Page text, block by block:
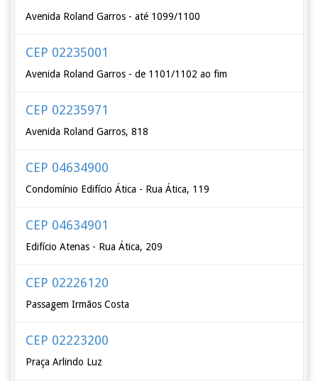
Avenida Roland Garros - até 1099/1100
CEP 02235001
Avenida Roland Garros - de 1101/1102 ao fim
CEP 02235971
Avenida Roland Garros, 818
CEP 04634900
Condomínio Edifício Ática - Rua Ática, 119
CEP 04634901
Edifício Atenas - Rua Ática, 209
CEP 02226120
Passagem Irmãos Costa
CEP 02223200
Praça Arlindo Luz